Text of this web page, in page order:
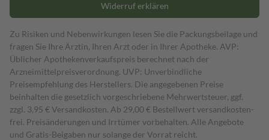
Widerruf erklären
Zu Risiken und Nebenwirkungen lesen Sie die Packungsbeilage und
fragen Sie Ihre Ärztin, Ihren Arzt oder in Ihrer Apotheke. AVP:
Üblicher Apothekenverkaufspreis berechnet nach der
Arzneimittelpreisverordnung. UVP: Unverbindliche
Preisempfehlung des Herstellers. Die angegebenen Preise
beinhalten die gesetzlich vorgeschriebene Mehrwertsteuer, ggf.
zzgl. 3,95 € Versandkosten. Ab 29,00 € Bestell­wert versand­kosten­
frei. Preisänderungen und Irrtümer vorbehalten. Alle Angebote
und Gratis-Beigaben nur solange der Vorrat reicht.